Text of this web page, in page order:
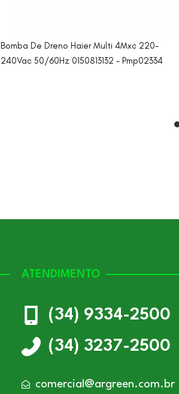
Bomba De Dreno Haier Multi 4Mxc 220-
240Vac 50/60Hz 0150813132 – Pmp02334
ATENDIMENTO
(34) 9334-2500
(34) 3237-2500
comercial@argreen.com.br